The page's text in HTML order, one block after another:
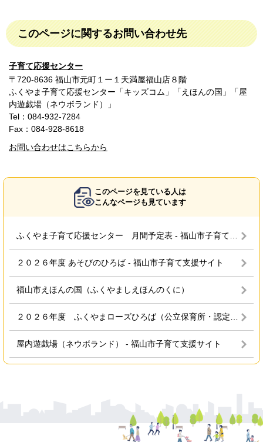
このページに関するお問い合わせ先
子育て応援センター
〒720-8636 福山市元町１ー１天満屋福山店８階
ふくやま子育て応援センター「キッズコム」「えほんの国」「屋
内遊戯場（ネウボランド）」
Tel：084-932-7284
Fax：084-928-8618
お問い合わせはこちらから
このページを見ている人は
こんなページも見ています
ふくやま子育て応援センター 月間予定表 - 福山市子育て支援サイト
２０２６年度 あそびのひろば - 福山市子育て支援サイト
福山市えほんの国（ふくやましえほんのくに）
２０２６年度 ふくやまローズひろば（公立保育所・認定こども園 地域子育て支援拠点事業） - 福山市子育て支援サイト
屋内遊戯場（ネウボランド） - 福山市子育て支援サイト